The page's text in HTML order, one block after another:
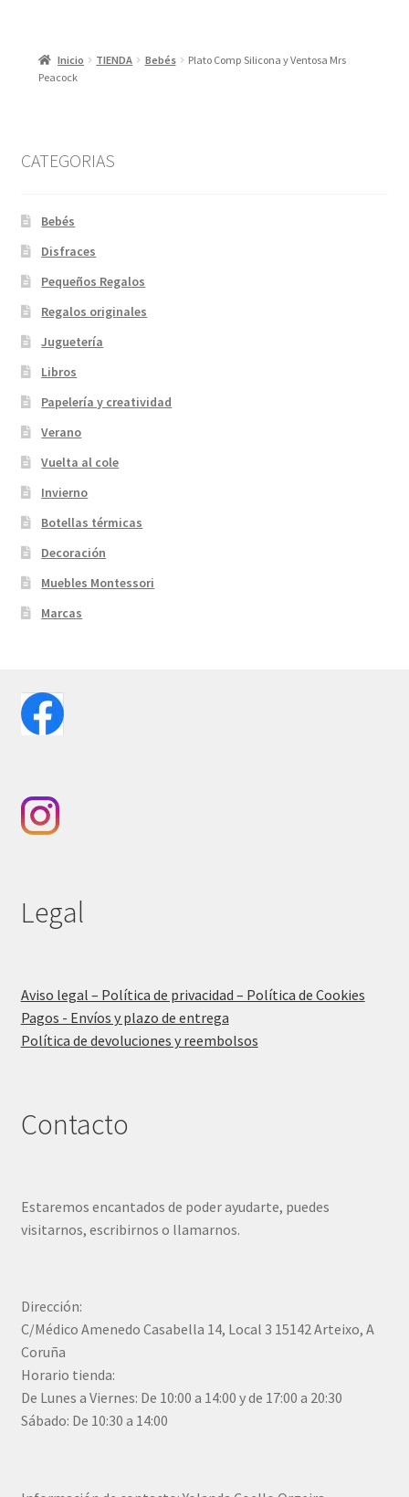
se
Inicio TIENDA Bebés
Plato Comp Silicona y Ventosa Mrs
Peacock
CATEGORIAS
Bebés
Disfraces
Pequeños Regalos
Regalos originales
Juguetería
Libros
Papelería y creatividad
Verano
Vuelta al cole
Invierno
Botellas térmicas
Decoración
Muebles Montessori
Marcas
Legal
Aviso legal – Política de privacidad – Política de Cookies
Pagos - Envíos y plazo de entrega
Política de devoluciones y reembolsos
Contacto
Estaremos encantados de poder ayudarte, puedes
visitarnos, escribirnos o llamarnos.
Dirección:
C/Médico Amenedo Casabella 14, Local 3 15142 Arteixo, A
Coruña
Horario tienda:
De Lunes a Viernes: De 10:00 a 14:00 y de 17:00 a 20:30
Sábado: De 10:30 a 14:00